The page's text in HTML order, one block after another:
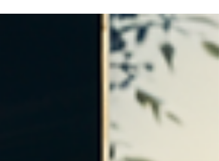
~ Raniel Herrera Sa paggamit ng audiobooks,
lamang ito isang simpleng pagbabasa ng teksto;
ito'y isang makabagong anyo ng pagbabasa...